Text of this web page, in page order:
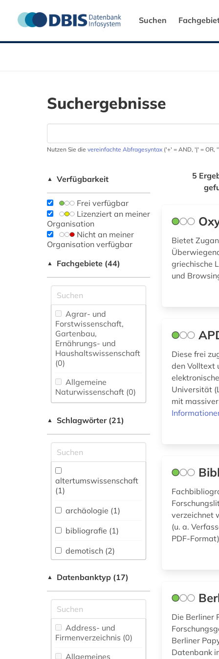
Suchen
Suchergebnisse
Nutzen Sie die vereinfachte Abfragesyntax ('+' = AND, '|' = OR,
▲ Verfügbarkeit
Frei verfügbar
Lizenziert an meiner
Organisation
Nicht an meiner
Organisation verfügbar
▲ Fachgebiete (44)
Agrar- und
Forstwissenschaft,
Gartenbau,
Ernährungs- und
Haushaltswissenschaft
(0)
Allgemeine
Naturwissenschaft (0)
fachübergreifende
Allgemeine und
vergleichende Sprach-
und
Literaturwissenschaft.
Indogermanistik.
Sprachen und
Literaturen (1)
Anglistik.
Amerikanistik (0)
Vermessungswesen (0)
Biologie,
Biotechnologie (0)
Buch- und
▲ Schlagwörter (21)
altertumswissenschaft
(1)
archäologie (1)
bibliografie (1)
demotisch (2)
griechenland (1)
griechisch (3)
islam (1)
koptisch (1)
▲ Datenbanktyp (17)
Address- und
Firmenverzeichnis (0)
Allgemeines
5
Bietet
griechische
und
Diese frei
den Volltext
Universität
mit
verzeichnet
(u. a.
PDF-
Die Berliner
Berliner
Datenbank